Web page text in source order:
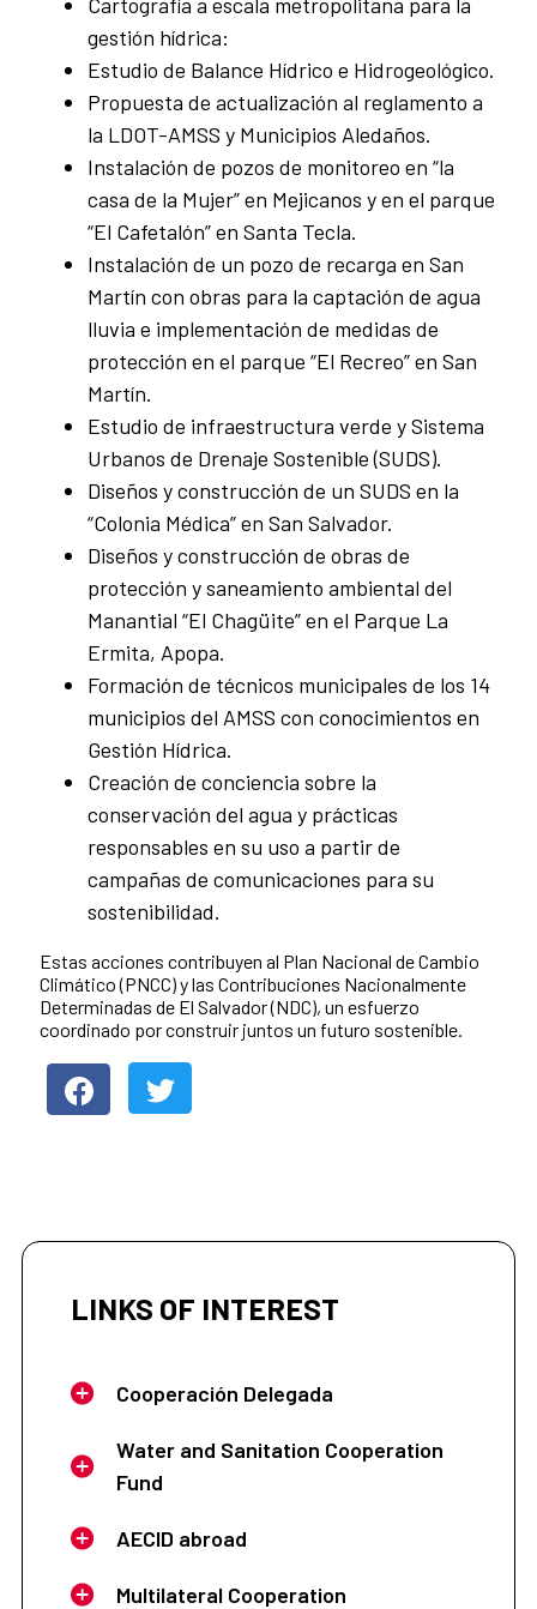
gestión hídrica:
Estudio de Balance Hídrico e Hidrogeológico.
Propuesta de actualización al reglamento a
la LDOT-AMSS y Municipios Aledaños.
Instalación de pozos de monitoreo en “la
casa de la Mujer” en Mejicanos y en el parque
“El Cafetalón” en Santa Tecla.
Instalación de un pozo de recarga en San
Martín con obras para la captación de agua
lluvia e implementación de medidas de
protección en el parque “El Recreo” en San
Martín.
Estudio de infraestructura verde y Sistema
Urbanos de Drenaje Sostenible (SUDS).
Diseños y construcción de un SUDS en la
“Colonia Médica” en San Salvador.
Diseños y construcción de obras de
protección y saneamiento ambiental del
Manantial “El Chagüite” en el Parque La
Ermita, Apopa.
Formación de técnicos municipales de los 14
municipios del AMSS con conocimientos en
Gestión Hídrica.
Creación de conciencia sobre la
conservación del agua y prácticas
responsables en su uso a partir de
campañas de comunicaciones para su
sostenibilidad.
Estas acciones contribuyen al Plan Nacional de Cambio
Climático (PNCC) y las Contribuciones Nacionalmente
Determinadas de El Salvador (NDC), un esfuerzo
coordinado por construir juntos un futuro sostenible.
LINKS OF INTEREST
Cooperación Delegada
Water and Sanitation Cooperation
Fund
AECID abroad
Multilateral Cooperation